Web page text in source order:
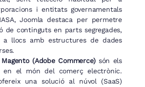
i entitats governamentals
Joomla destaca per permetre
de continguts en parts segregades,
a llocs amb estructures de dades
(Adobe Commerce)són els
en el món del comerç electrònic.
una solució al núvol (SaaS)